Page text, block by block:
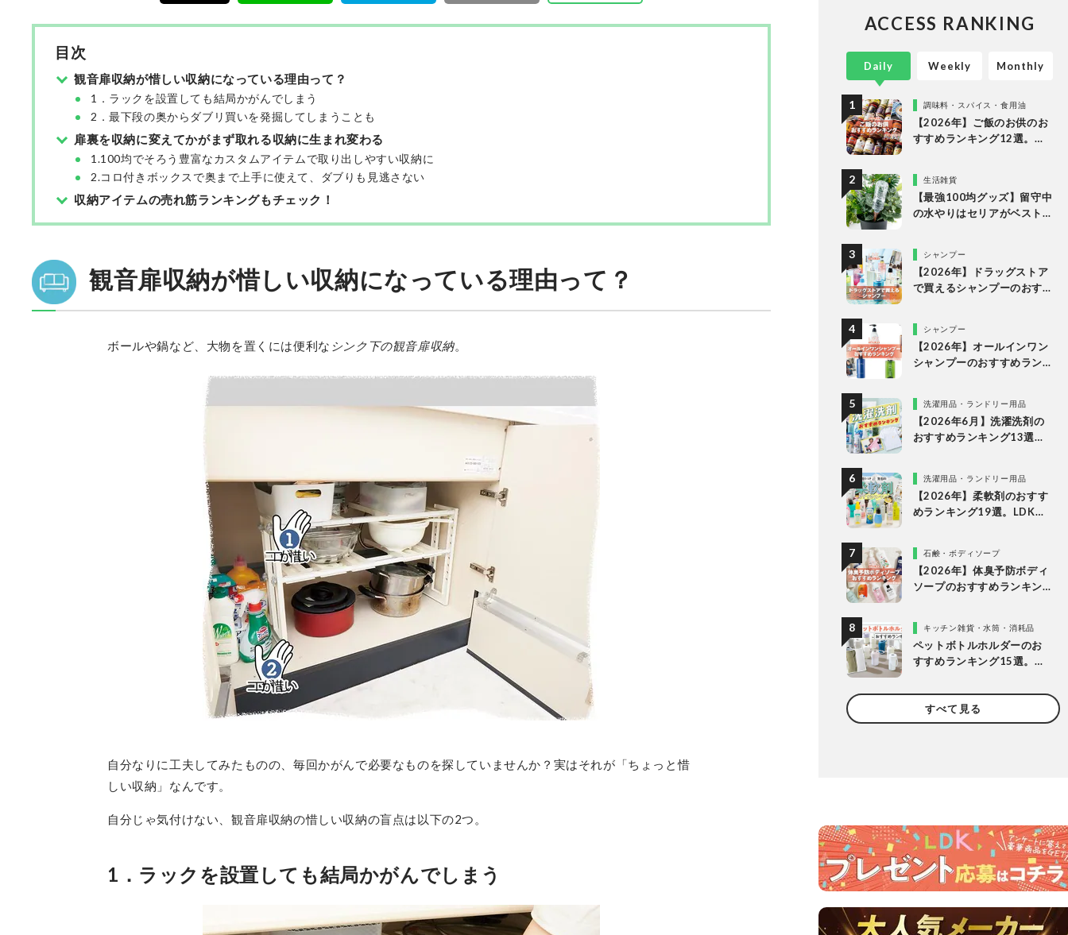
目次
観音扉収納が惜しい収納になっている理由って？
1．ラックを設置しても結局かがんでしまう
2．最下段の奥からダブリ買いを発掘してしまうことも
扉裏を収納に変えてかがまず取れる収納に生まれ変わる
1.100均でそろう豊富なカスタムアイテムで取り出しやすい収納に
2.コロ付きボックスで奥まで上手に使えて、ダブりも見逃さない
収納アイテムの売れ筋ランキングもチェック！
観音扉収納が惜しい収納になっている理由って？
ボールや鍋など、大物を置くには便利な シンク下の観音扉収納。
自分なりに工夫してみたものの、毎回かがんで必要なものを探していませんか？実はそれが「ちょっと惜
しい収納」なんです。
自分じゃ気付けない、観音扉収納の惜しい収納の盲点は以下の2つ。
1．ラックを設置しても結局かがんでしまう
ACCESS RANKING
Daily
調味料・スパイス・食用油
【2026年】ご飯のお供のお
すすめランキング12選。
比較生活雑貨
【最強100均グッズ】留守中
の水やりはセリアがベスト
シャンプー
【2026年】ドラッグストア
で買えるシャンプーのおす
比較シャンプー
【2026年】オールインワン
シャンプーのおすすめラン
をプロと比較
洗濯用品・ランドリー用品
【2026年6月】洗濯洗剤の
おすすめランキング13選。
検証洗濯用品・ランドリー用品
【2026年】柔軟剤のおすす
めランキング19選。LDKが
石鹸・ボディソープ
【2026年】体臭予防ボディ
ソープのおすすめランキン
キッチン雑貨・水筒・消耗品
ペットボトルホルダーのお
すすめランキング15選。
製品を比較
すべて見る
Weekly Monthly